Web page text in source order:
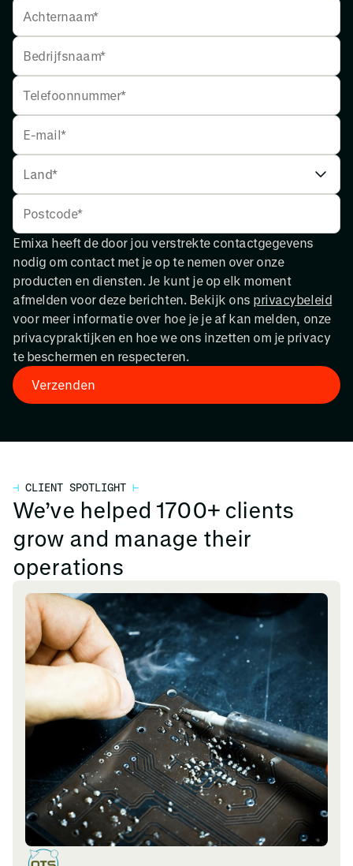
Emixa heeft de door jou verstrekte contactgegevens
nodig om contact met je op te nemen over onze
producten en diensten. Je kunt je op elk moment
afmelden voor deze berichten. Bekijk ons privacybeleid
voor meer informatie over hoe je je af kan melden, onze
privacypraktijken en hoe we ons inzetten om je privacy
te beschermen en respecteren.
⊣ CLIENT SPOTLIGHT ⊢
We’ve helped 1700+ clients
grow and manage their
operations